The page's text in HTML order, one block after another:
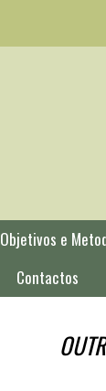
Objetivos e
Contactos